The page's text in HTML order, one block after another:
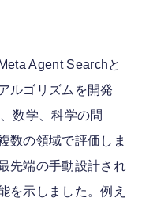
Agent Searchと
ルゴリズムを開発
数学、科学の問
数の領域で評価しま
先端の手動設計され
を示しました。例え